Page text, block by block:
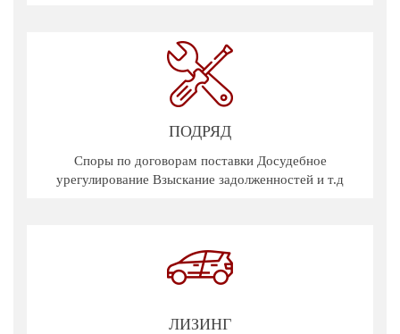
ПОДРЯД
Споры по договорам поставки Досудебное
урегулирование Взыскание задолженностей и т.д
ЛИЗИНГ